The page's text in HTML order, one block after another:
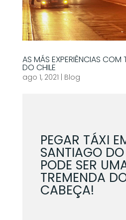
AS MÁS EXPERIÊNCIAS COM
DO CHILE
ago 1, 2021 | Blog
PEGAR TÁXI
SANTIAGO
PODE SER
TREMENDA
CABEÇA!